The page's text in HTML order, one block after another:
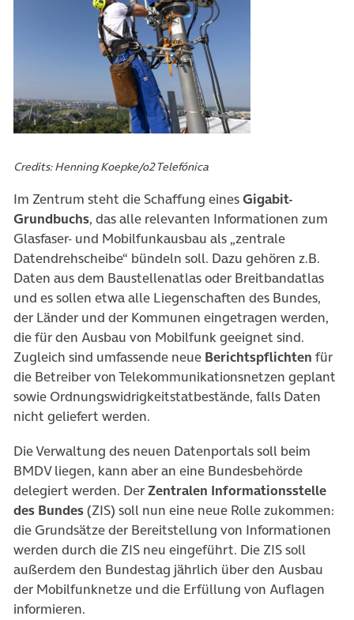
Credits: Henning Koepke/o2 Telefónica
Im Zentrum steht die Schaffung einesGigabit-
Grundbuchs, das alle relevanten Informationen zum
Glasfaser- und Mobilfunkausbau als „zentrale
Datendrehscheibe“ bündeln soll. Dazu gehören z.B.
Daten aus dem Baustellenatlas oder Breitbandatlas
und es sollen etwa alle Liegenschaften des Bundes,
der Länder und der Kommunen eingetragen werden,
die für den Ausbau von Mobilfunk geeignet sind.
Zugleich sind umfassende neue Berichtspflichten für
die Betreiber von Telekommunikationsnetzen geplant
sowie Ordnungswidrigkeitstatbestände, falls Daten
nicht geliefert werden.
Die Verwaltung des neuen Datenportals soll beim
BMDV liegen, kann aber an eine Bundesbehörde
delegiert werden. DerZentralen Informationsstelle
des Bundes(ZIS) soll nun eine neue Rolle zukommen:
die Grundsätze der Bereitstellung von Informationen
werden durch die ZIS neu eingeführt. Die ZIS soll
außerdem den Bundestag jährlich über den Ausbau
der Mobilfunknetze und die Erfüllung von Auflagen
informieren.